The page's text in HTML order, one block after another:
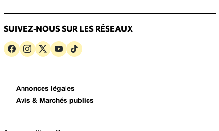
SUIVEZ-NOUS SUR LES RÉSEAUX
Annonces légales
Avis & Marchés publics